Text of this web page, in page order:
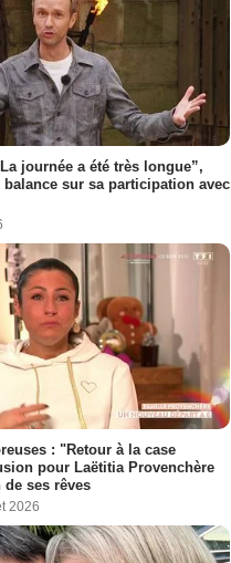
journée a été très longue”,
sur sa participation avec
: "Retour à la case
pour Laëtitia Provenchère
ses rêves
2026